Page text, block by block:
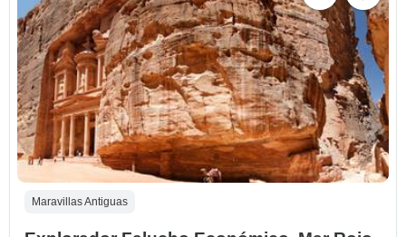
Maravillas Antiguas